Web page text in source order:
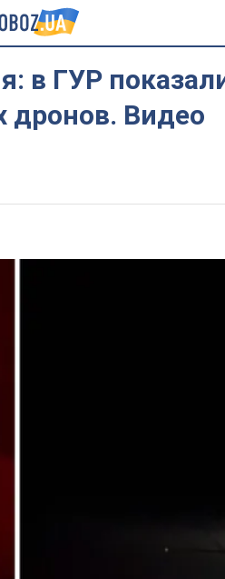
в ГУР
дронов. Видео